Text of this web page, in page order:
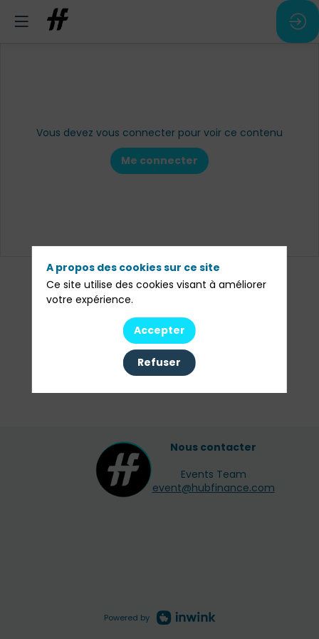
Vous devez vous connecter pour voir ce contenu
Me connecter
Nous contacter
Events Team
event@hubfinance.com
Powered by
A propos des cookies sur ce site
Ce site utilise des cookies visant à améliorer
votre expérience.
Accepter
Refuser